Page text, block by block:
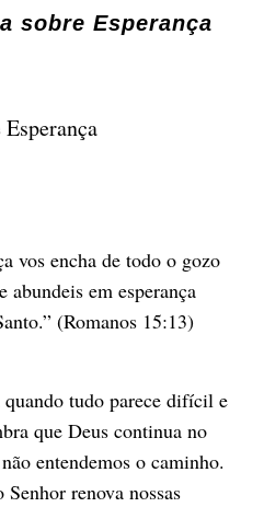
sobre Esperança
vos encha de todo o gozo
abundeis em esperança
(Romanos 15:13)
quando tudo parece difícil e
que Deus continua no
entendemos o caminho.
renova nossas